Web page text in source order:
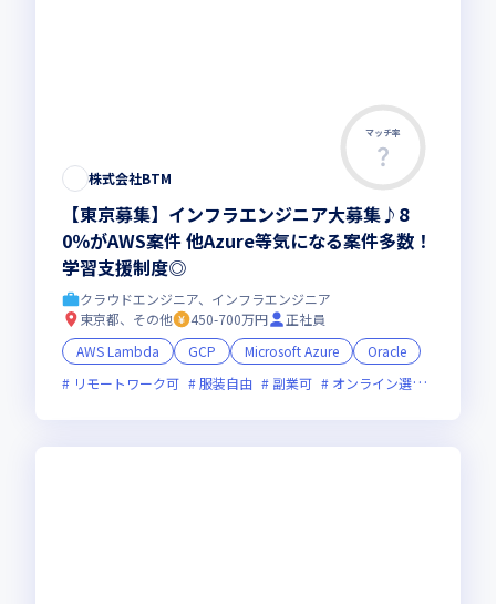
マッチ率
株式会社BTM
【東京募集】インフラエンジニア大募集♪8
0％がAWS案件 他Azure等気になる案件多数！
学習支援制度◎
クラウドエンジニア、インフラエンジニア
東京都、その他
450-700万円
正社員
AWS Lambda
GCP Microsoft Azure
Oracle
リモートワーク可
服装自由 副業可 オンライン選考可